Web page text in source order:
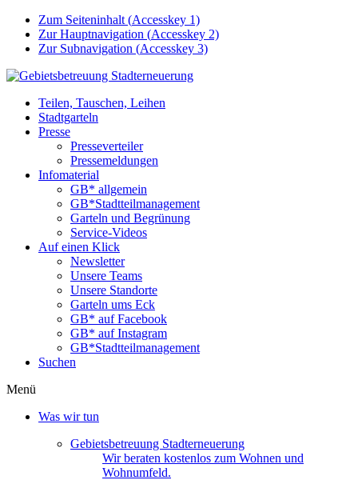
Zum Seiteninhalt (Accesskey 1)
Zur Hauptnavigation (Accesskey 2)
Zur Subnavigation (Accesskey 3)
Teilen, Tauschen, Leihen
Stadtgarteln
Presse
Presseverteiler
Pressemeldungen
Infomaterial
GB* allgemein
GB*Stadtteilmanagement
Garteln und Begrünung
Service-Videos
Auf einen Klick
Newsletter
Unsere Teams
Unsere Standorte
Garteln ums Eck
GB* auf Facebook
GB* auf Instagram
GB*Stadtteilmanagement
Suchen
Menü
Was wir tun
Gebietsbetreuung Stadterneuerung
Wir beraten kostenlos zum Wohnen und
Wohnumfeld.